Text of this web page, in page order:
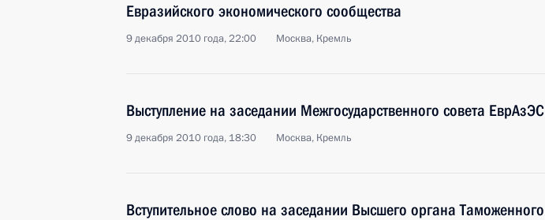
Евразийского экономического сообщества
9 декабря 2010 года, 22:00 Москва, Кремль
Выступление на заседании Межгосударственного совета ЕврАзЭС
9 декабря 2010 года, 18:30 Москва, Кремль
Вступительное слово на заседании Высшего органа Таможенного